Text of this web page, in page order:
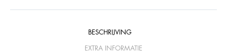
BESCHRIJVING
EXTRA INFORMATIE